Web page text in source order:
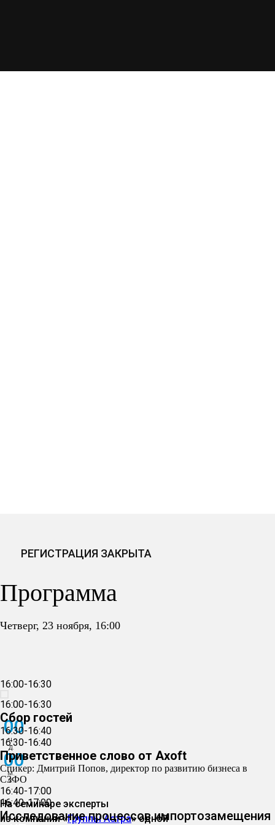
РЕГИСТРАЦИЯ ЗАКРЫТА
00
ч.
д.
00
м.
с.
На семинаре эксперты
из компании «Группы Астра» одной
Программа
Четверг, 23 ноября, 16:00
16:00-16:30
16:00-16:30
Сбор гостей
16:30-16:40
16:30-16:40
Приветственное слово от Axoft
Спикер: Дмитрий Попов, директор по развитию бизнеса в
СЗФО
16:40-17:00
16:40-17:00
Исследование процессов импортозамещения